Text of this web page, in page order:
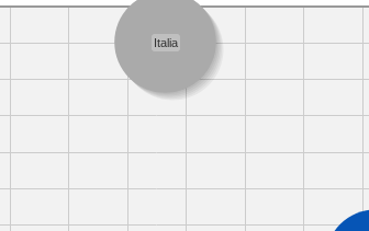
Italia